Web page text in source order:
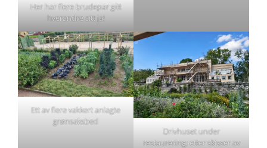
Her har flere brudepar gitt
hverandre sitt ja!
Ett av flere vakkert anlagte
grønsaksbed
Drivhuset under
restaurering; etter skisser av